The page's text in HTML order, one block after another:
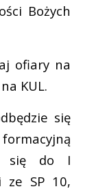
Bożych
ofiary na
KUL.
się
formacyjną
się do I
ze SP 10,